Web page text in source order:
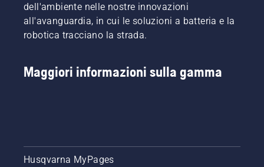
dell'ambiente nelle nostre innovazioni
all'avanguardia, in cui le soluzioni a batteria e la
robotica tracciano la strada.
Maggiori informazioni sulla gamma
Husqvarna MyPages